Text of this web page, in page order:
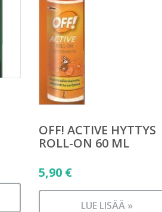
OFF! ACTIVE HYTTYS
ROLL-ON 60 ML
5,90 €
LUE LISÄÄ »